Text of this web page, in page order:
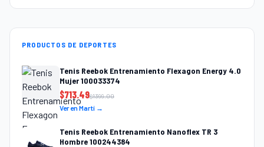
PRODUCTOS DE DEPORTES
Tenis Reebok Entrenamiento Flexagon Energy 4.0
Mujer 100033374
$713.49$1399.00
Ver en Martí →
Tenis Reebok Entrenamiento Nanoflex TR 3
Hombre 100244384